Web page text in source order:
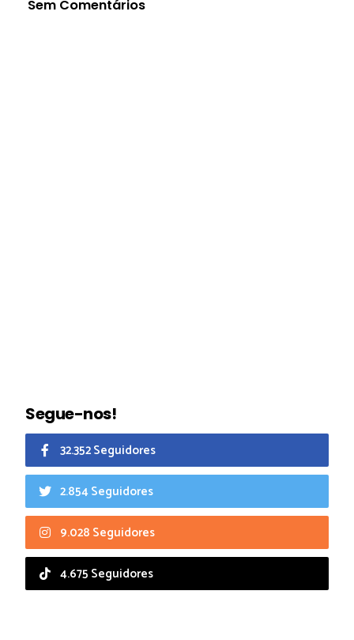
Sem Comentários
Segue-nos!
32.352 Seguidores
2.854 Seguidores
9.028 Seguidores
4.675 Seguidores